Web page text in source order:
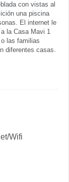
con vistas al
una piscina
El internet le
la Casa Mavi 1
las familias
diferentes casas.
Wifi